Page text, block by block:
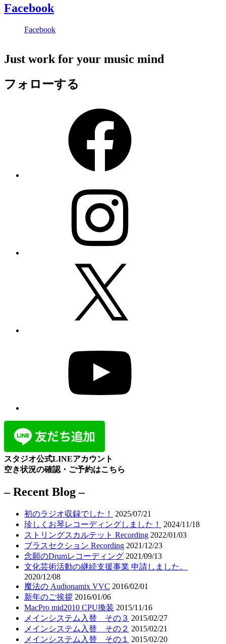
Facebook
Facebook
Just work for your music mind
フォローする
スタジオ公式LINEアカウント
空き状況の確認・ご予約はこちら
– Recent Blog –
初のラジオ収録でした！
2025/07/21
珍しくお琴レコーディングしました！
2024/11/18
ストリングスカルテット Recording 2022/01/03
ブラスセクション Recording 2021/12/23
念願のDrumレコーディング 2021/09/13
文化芸術活動の継続支援事業 申請しました。
2020/12/08
魔法の Audionamix VVC 2016/02/01
新年のご挨拶 2016/01/06
MacPro mid2010 CPU換装 2015/11/16
メインシステム入替 その３ 2015/02/27
メインシステム入替 その２ 2015/02/21
メインシステム入替 その１
2015/02/20